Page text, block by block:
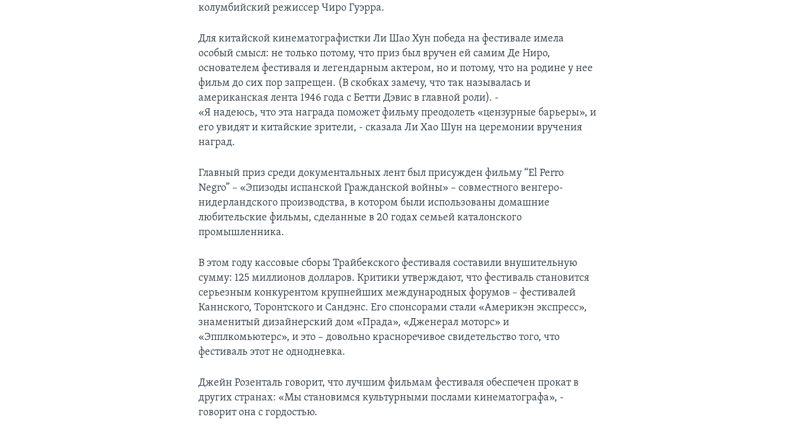
колумбийский режиссер Чиро Гуэрра.
Для китайской кинематографистки Ли Шао Хун победа на фестивале имела
особый смысл: не только потому, что приз был вручен ей самим Де Ниро,
основателем фестиваля и легендарным актером, но и потому, что на родине у нее
фильм до сих пор запрещен. (В скобках замечу, что так называлась и
американская лента 1946 года с Бетти Дэвис в главной роли). -
«Я надеюсь, что эта награда поможет фильму преодолеть «цензурные барьеры», и
его увидят и китайские зрители, - сказала Ли Хао Шун на церемонии вручения
наград.
Главный приз среди документальных лент был присужден фильму “El Perro
Negro” – «Эпизоды испанской Гражданской войны» – совместного венгеро-
нидерландского производства, в котором были использованы домашние
любительские фильмы, сделанные в 20 годах семьей каталонского
промышленника.
В этом году кассовые сборы Трайбекского фестиваля составили внушительную
сумму: 125 миллионов долларов. Критики утверждают, что фестиваль становится
серьезным конкурентом крупнейших международных форумов – фестивалей
Каннского, Торонтского и Сандэнс. Его спонсорами стали «Америкэн экспресс»,
знаменитый дизайнерский дом «Прада», «Дженерал моторс» и
«Эпплкомьютерс», и это – довольно красноречивое свидетельство того, что
фестиваль этот не однодневка.
Джейн Розенталь говорит, что лучшим фильмам фестиваля обеспечен прокат в
других странах: «Мы становимся культурными послами кинематографа», -
говорит она с гордостью.